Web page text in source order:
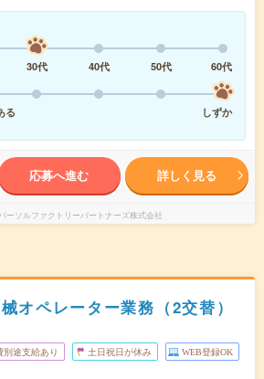
30代 40代 50代
60代
る
しずか
応募へ進む 詳しく見る
ーソルファクトリーパートナーズ株式会社
オペレーター業務（2交替）
別途支給あり 土日祝日が休み WEB登録OK